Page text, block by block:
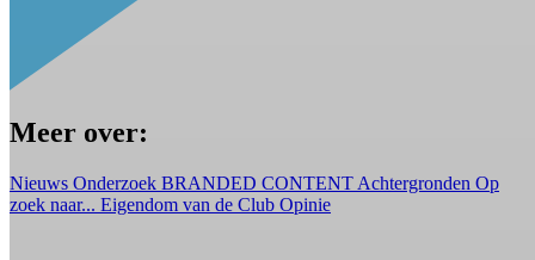
Meer over:
Nieuws Onderzoek BRANDED CONTENT Achtergronden Op
zoek naar... Eigendom van de Club Opinie